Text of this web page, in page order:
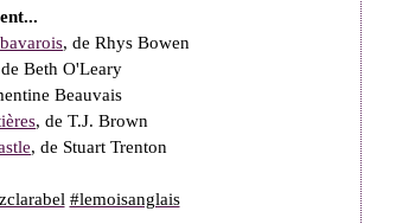
, de Rhys Bowen
Beth O'Leary
Beauvais
, de T.J. Brown
, de Stuart Trenton
#lemoisanglais